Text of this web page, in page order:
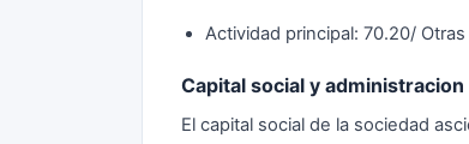
Actividad principal: 70.20/
Capital social y administracion
El capital social de la sociedad